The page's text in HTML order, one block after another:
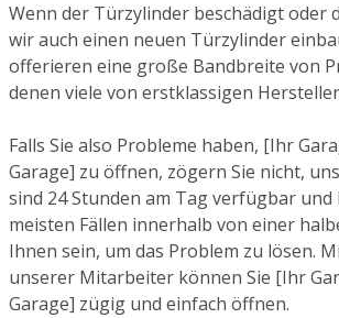
Wenn der Türzylinder beschädigt oder
wir auch einen neuen Türzylinder
offerieren eine große Bandbreite von
denen viele von erstklassigen
Falls Sie also Probleme haben, [Ihr
Garage] zu öffnen, zögern Sie nicht,
sind 24 Stunden am Tag verfügbar
meisten Fällen innerhalb von einer
Ihnen sein, um das Problem zu lösen.
unserer Mitarbeiter können Sie [Ihr
Garage] zügig und einfach öffnen.